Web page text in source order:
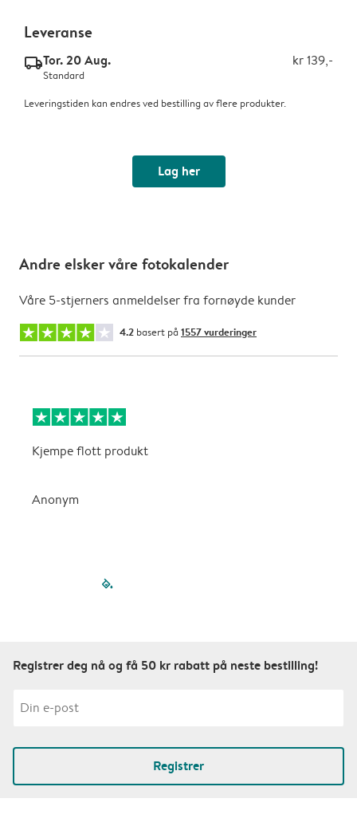
Leveranse
delivery_standard_v2Tor. 20 Aug. kr 139,-
Standard
Leveringstiden kan endres ved bestilling av flere produkter.
Lag her
Andre elsker våre fotokalender
Våre 5-stjerners anmeldelser fra fornøyde kunder
4.2 basert på 1557 vurderinger
Kjempe flott produkt
Anonym
filled-pagination
Registrer deg nå og få 50 kr rabatt på neste bestilling!
Registrer